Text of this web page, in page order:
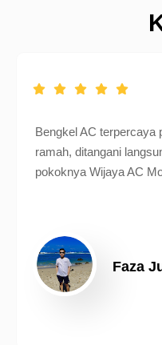
Bengkel AC terpercaya
ramah, ditangani
pokoknya Wijaya AC
Faza